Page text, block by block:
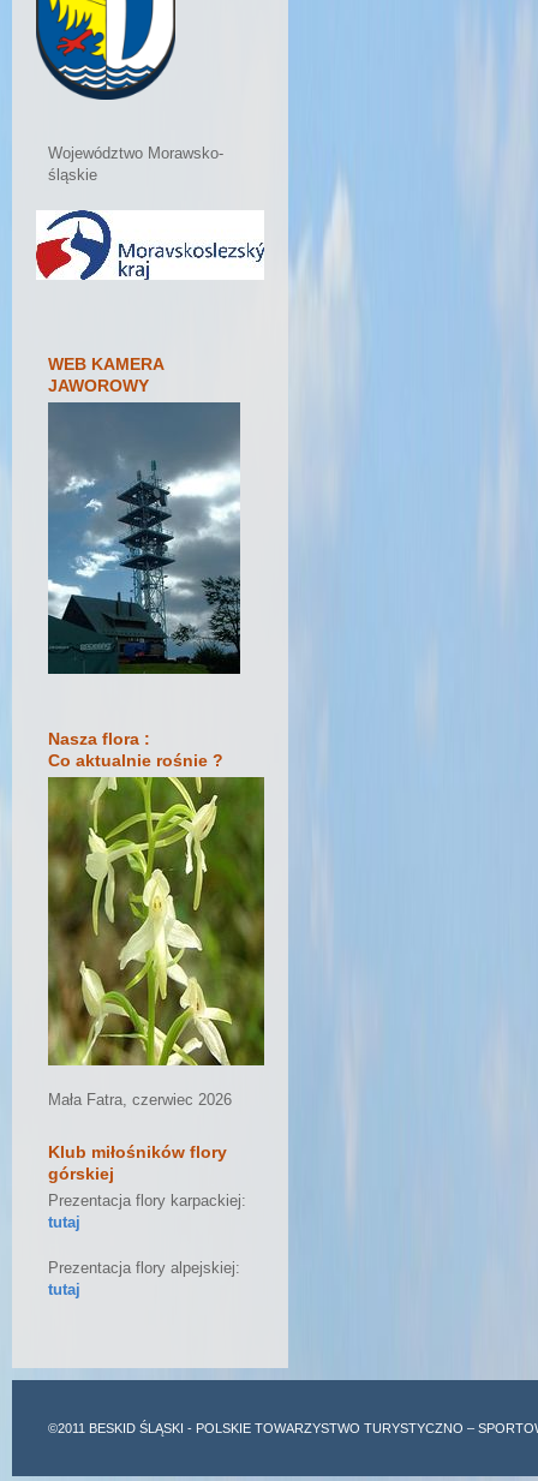
Województwo Morawsko-
śląskie
WEB KAMERA
JAWOROWY
Nasza flora :
Co aktualnie rośnie ?
Mała Fatra, czerwiec 2026
Klub miłośników flory
górskiej
Prezentacja flory karpackiej:
tutaj
Prezentacja flory alpejskiej:
tutaj
©2011 BESKID ŚLĄSKI - POLSKIE TOWARZYSTWO TURYSTYCZNO –